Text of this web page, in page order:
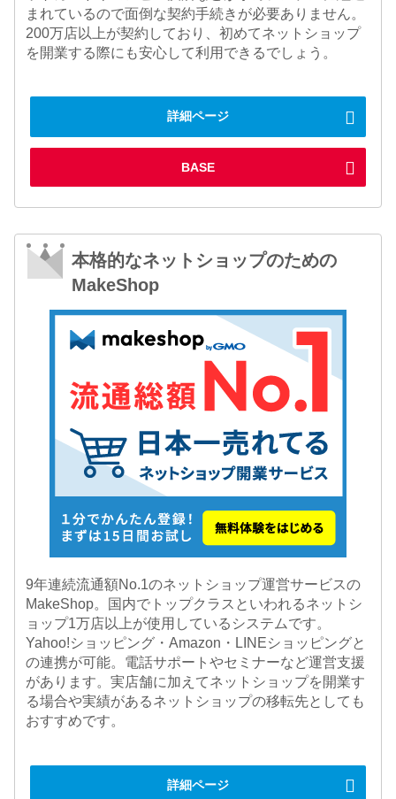
まれているので面倒な契約手続きが必要ありません。
200万店以上が契約しており、初めてネットショップ
を開業する際にも安心して利用できるでしょう。
詳細ページ
BASE
本格的なネットショップのための
MakeShop
9年連続流通額No.1のネットショップ運営サービスの
MakeShop。国内でトップクラスといわれるネットシ
ョップ1万店以上が使用しているシステムです。
Yahoo!ショッピング・Amazon・LINEショッピングと
の連携が可能。電話サポートやセミナーなど運営支援
があります。実店舗に加えてネットショップを開業す
る場合や実績があるネットショップの移転先としても
おすすめです。
詳細ページ